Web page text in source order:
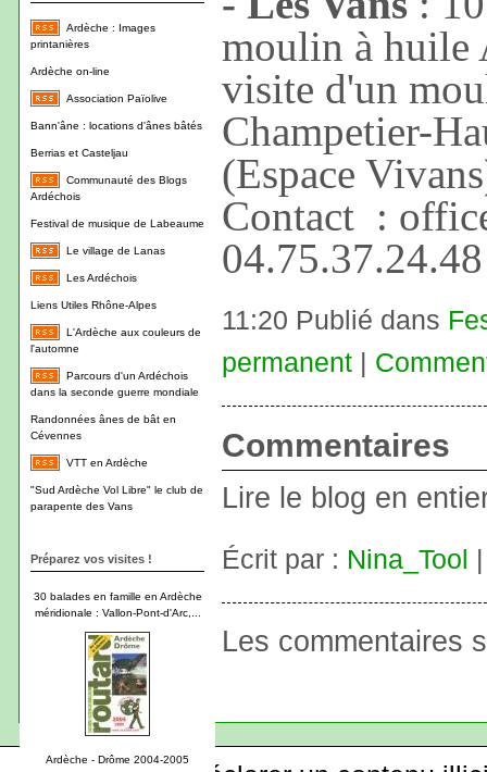
Ardèche : Images
printanières
Ardèche on-line
Association Païolive
Bann'âne : locations d'ânes bâtés
Berrias et Casteljau
Communauté des Blogs
Ardéchois
Festival de musique de Labeaume
Le village de Lanas
Les Ardéchois
Liens Utiles Rhône-Alpes
L'Ardèche aux couleurs de
l'automne
Parcours d'un Ardéchois
dans la seconde guerre mondiale
Randonnées ânes de bât en
Cévennes
VTT en Ardèche
"Sud Ardèche Vol Libre" le club de
parapente des Vans
Préparez vos visites !
30 balades en famille en Ardèche
méridionale : Vallon-Pont-d'Arc,...
Ardèche - Drôme 2004-2005
moulin à huile
visite d'un
Champetier-
(Espace
Contact :
04.75.37.24.48
11:20 Publié dans
permanent
Commentaires
Lire le blog en
Écrit par : Nina_Tool
Les commentaires